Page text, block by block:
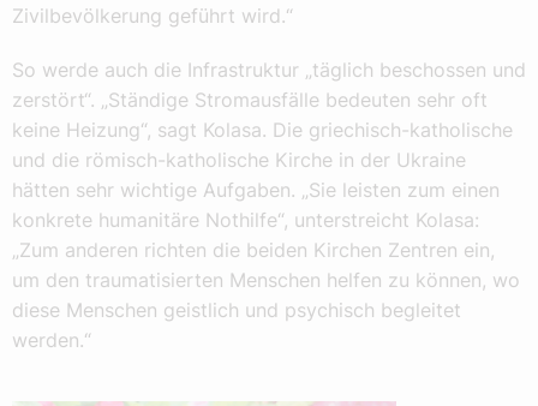
Zivilbevölkerung geführt wird.“
So werde auch die Infrastruktur „täglich beschossen und
zerstört“. „Ständige Stromausfälle bedeuten sehr oft
keine Heizung“, sagt Kolasa. Die griechisch-katholische
und die römisch-katholische Kirche in der Ukraine
hätten sehr wichtige Aufgaben. „Sie leisten zum einen
konkrete humanitäre Nothilfe“, unterstreicht Kolasa:
„Zum anderen richten die beiden Kirchen Zentren ein,
um den traumatisierten Menschen helfen zu können, wo
diese Menschen geistlich und psychisch begleitet
werden.“